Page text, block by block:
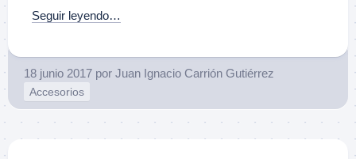
Seguir leyendo…
18 junio 2017 por Juan Ignacio Carrión Gutiérrez
Accesorios